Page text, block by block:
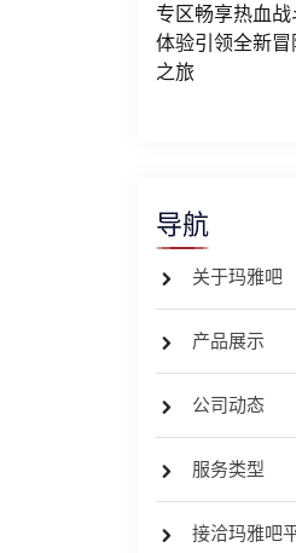
专区畅享热血战
体验引领全新冒
之旅
导航
关于玛雅吧
产品展示
公司动态
服务类型
接洽玛雅吧